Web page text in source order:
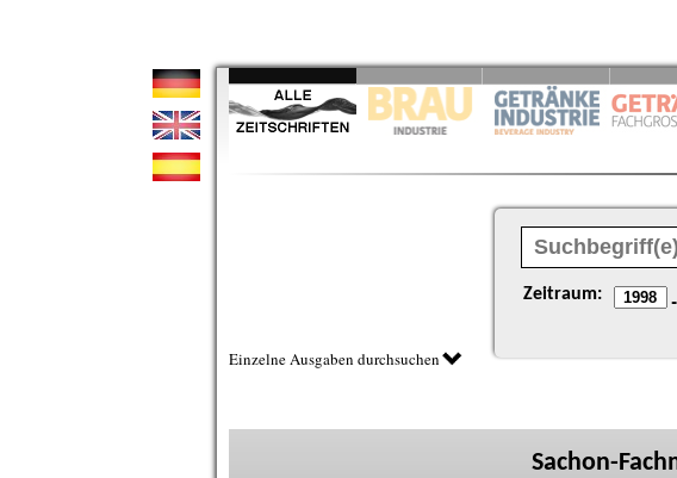
Zeitraum: -
Einzelne Ausgaben durchsuchen
Sachon-